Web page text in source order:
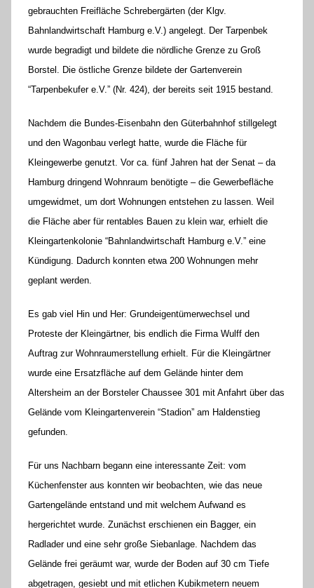
n
e
l
o
r
K
a
l
gebrauchten Freifläche Schrebergärten (der Klgv.
Bahnlandwirtschaft Hamburg e.V.) angelegt. Der Tarpenbek
wurde begradigt und bildete die nördliche Grenze zu Groß
Borstel. Die östliche Grenze bildete der Gartenverein
“Tarpenbekufer e.V.” (Nr. 424), der bereits seit 1915 bestand.
Nachdem die Bundes-Eisenbahn den Güterbahnhof stillgelegt
und den Wagonbau verlegt hatte, wurde die Fläche für
Kleingewerbe genutzt. Vor ca. fünf Jahren hat der Senat – da
Hamburg dringend Wohnraum benötigte – die Gewerbefläche
umgewidmet, um dort Wohnungen entstehen zu lassen. Weil
die Fläche aber für rentables Bauen zu klein war, erhielt die
Kleingartenkolonie “Bahnlandwirtschaft Hamburg e.V.” eine
Kündigung. Dadurch konnten etwa 200 Wohnungen mehr
geplant werden.
Es gab viel Hin und Her: Grundeigentümerwechsel und
Proteste der Kleingärtner, bis endlich die Firma Wulff den
Auftrag zur Wohnraumerstellung erhielt. Für die Kleingärtner
wurde eine Ersatzfläche auf dem Gelände hinter dem
Altersheim an der Borsteler Chaussee 301 mit Anfahrt über das
Gelände vom Kleingartenverein “Stadion” am Haldenstieg
gefunden.
Für uns Nachbarn begann eine interessante Zeit: vom
Küchenfenster aus konnten wir beobachten, wie das neue
Gartengelände entstand und mit welchem Aufwand es
hergerichtet wurde. Zunächst erschienen ein Bagger, ein
Radlader und eine sehr große Siebanlage. Nachdem das
Gelände frei geräumt war, wurde der Boden auf 30 cm Tiefe
abgetragen, gesiebt und mit etlichen Kubikmetern neuem